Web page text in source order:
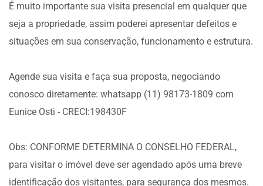
É muito importante sua visita presencial em qualquer que
seja a propriedade, assim poderei apresentar defeitos e
situações em sua conservação, funcionamento e estrutura.
Agende sua visita e faça sua proposta, negociando
conosco diretamente: whatsapp (11) 98173-1809 com
Eunice Osti - CRECI:198430F
Obs: CONFORME DETERMINA O CONSELHO FEDERAL,
para visitar o imóvel deve ser agendado após uma breve
identificação dos visitantes, para segurança dos mesmos.